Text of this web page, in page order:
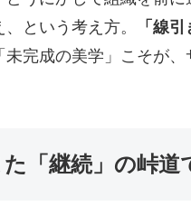
という考え方。
「線
未完成の美学」こそが
「継続」の峠道